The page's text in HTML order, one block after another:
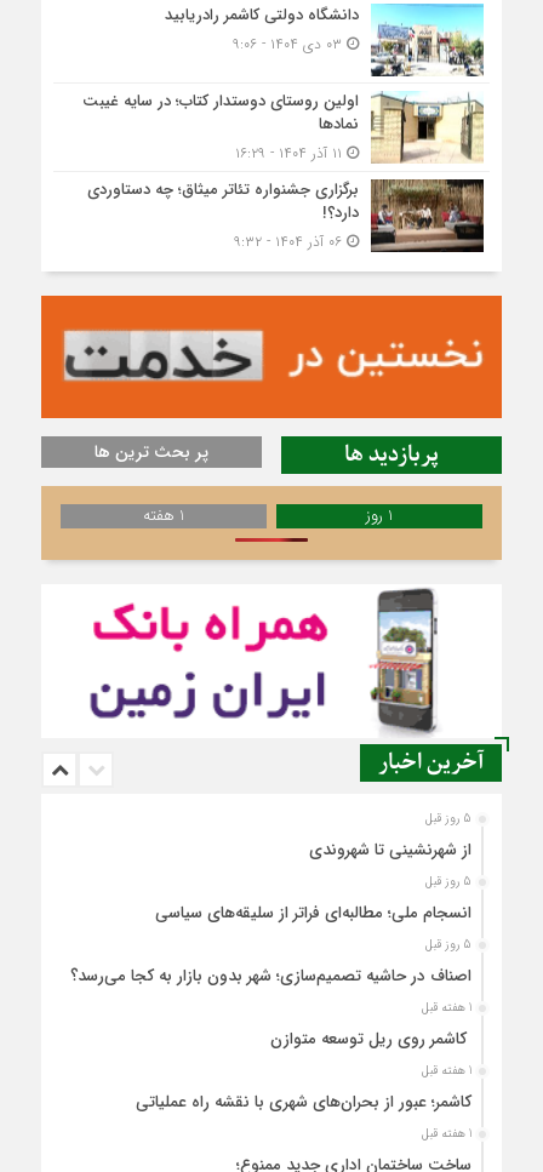
دانشگاه دولتی کاشمر‌ رادریابید
اولین روستای دوستدار کتاب؛ در سایه غیبت
نمادها
برگزاری جشنواره تئاتر میثاق؛ چه دستاوردی
دارد؟!
۰۶ آذر ۱۴۰۴ - ۹:۳۲
پربازدید ها پر بحث ترین ها
1 روز 1 هفته
آخرین اخبار
5 روز قبل
از شهرنشینی تا شهروندی
5 روز قبل
انسجام ملی؛ مطالبه‌ای فراتر از سلیقه‌های سیاسی
5 روز قبل
اصناف در حاشیه تصمیم‌سازی؛ شهر بدون بازار به کجا می‌رسد؟
1 هفته قبل
کاشمر روی ریل توسعه متوازن
1 هفته قبل
کاشمر؛ عبور از بحران‌های شهری با نقشه راه عملیاتی
1 هفته قبل
ساخت ساختمان اداری جدید ممنوع؛